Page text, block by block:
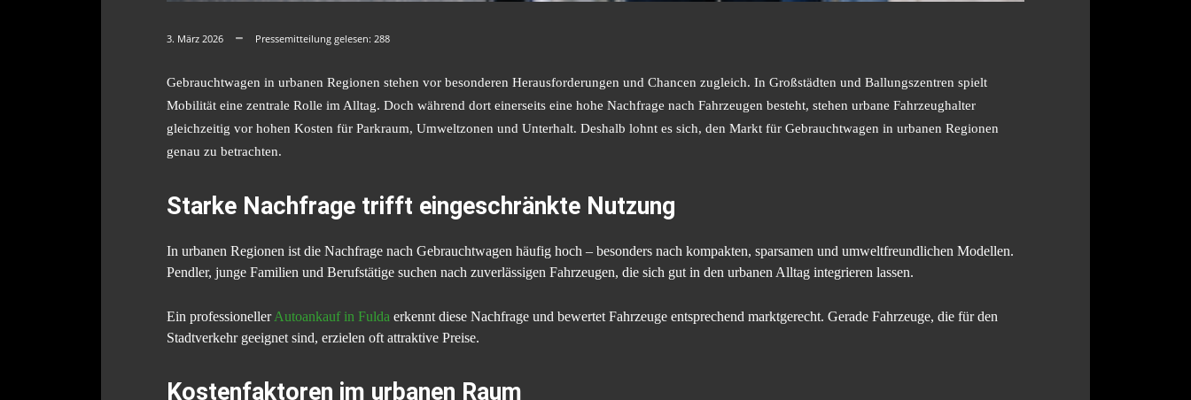
3. März 2026 Pressemitteilung gelesen: 288
Gebrauchtwagen in urbanen Regionen stehen vor besonderen Herausforderungen und Chancen zugleich. In Großstädten und Ballungszentren spielt
Mobilität eine zentrale Rolle im Alltag. Doch während dort einerseits eine hohe Nachfrage nach Fahrzeugen besteht, stehen urbane Fahrzeughalter
gleichzeitig vor hohen Kosten für Parkraum, Umweltzonen und Unterhalt. Deshalb lohnt es sich, den Markt für Gebrauchtwagen in urbanen Regionen
genau zu betrachten.
Starke Nachfrage trifft eingeschränkte Nutzung
In urbanen Regionen ist die Nachfrage nach Gebrauchtwagen häufig hoch – besonders nach kompakten, sparsamen und umweltfreundlichen Modellen.
Pendler, junge Familien und Berufstätige suchen nach zuverlässigen Fahrzeugen, die sich gut in den urbanen Alltag integrieren lassen.
Ein professionellerAutoankauf in Fulda erkennt diese Nachfrage und bewertet Fahrzeuge entsprechend marktgerecht. Gerade Fahrzeuge, die für den
Stadtverkehr geeignet sind, erzielen oft attraktive Preise.
Kostenfaktoren im urbanen Raum